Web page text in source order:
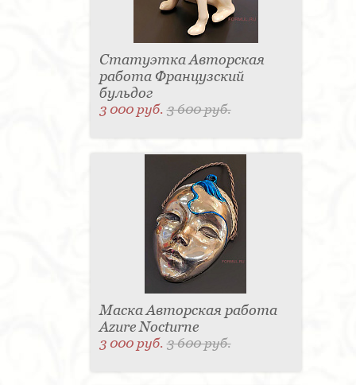
Статуэтка Авторская
работа Французский
бульдог
3 000 руб.3 600 руб.
Маска Авторская работа
Azure Nocturne
3 000 руб.3 600 руб.